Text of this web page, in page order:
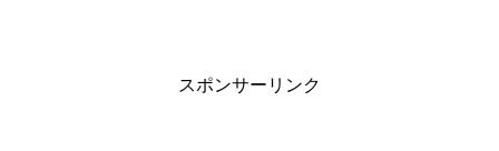
スポンサーリンク